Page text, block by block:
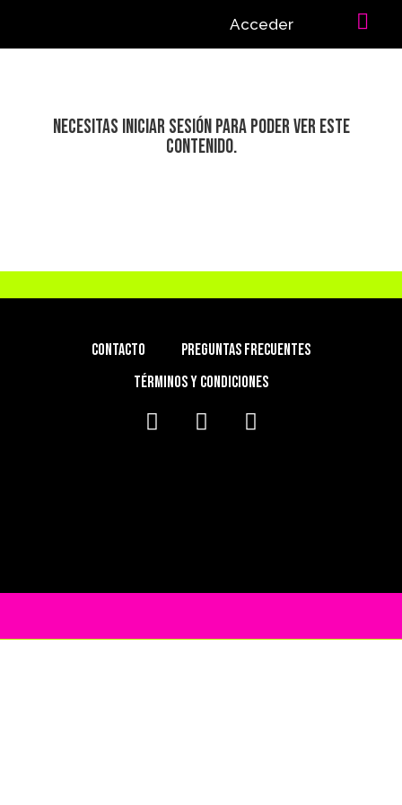
Acceder
Necesitas iniciar sesión para poder ver este
contenido.
CONTACTO
PREGUNTAS FRECUENTES
TÉRMINOS Y CONDICIONES